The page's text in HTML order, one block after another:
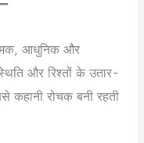
आधुनिक और
और रिश्तों के उतार-
कहानी रोचक बनी रहती